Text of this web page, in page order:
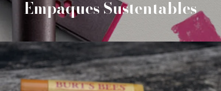
Empaques Sustentables